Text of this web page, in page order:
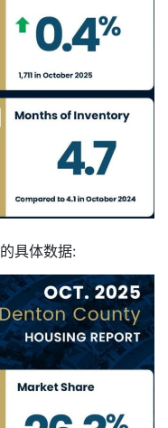
的具体数据: